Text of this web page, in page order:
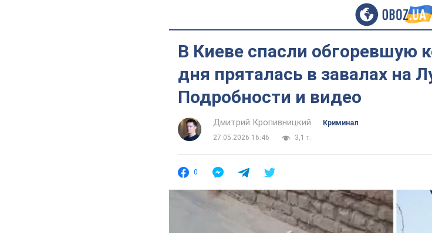
В Киеве спасли обгоревшую
дня пряталась в завалах на
Подробности и видео
Дмитрий Кропивницкий
Криминал
27.05.2026 16:46
3,1 т.
0